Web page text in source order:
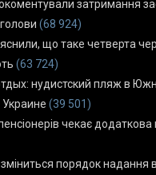
затримання
(68 924)
що таке четверта
(63 724)
нудистский пляж в
(39 501)
чекає
зміниться порядок надання